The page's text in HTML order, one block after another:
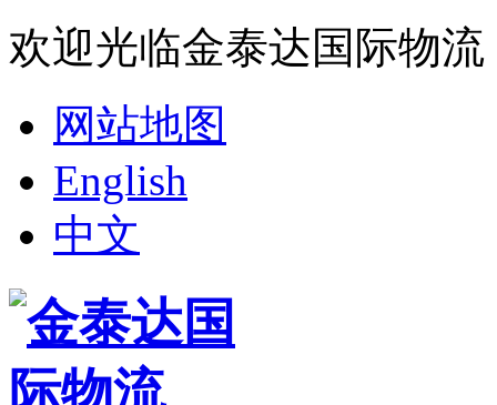
欢迎光临金泰达国际物流
网站地图
English
中文